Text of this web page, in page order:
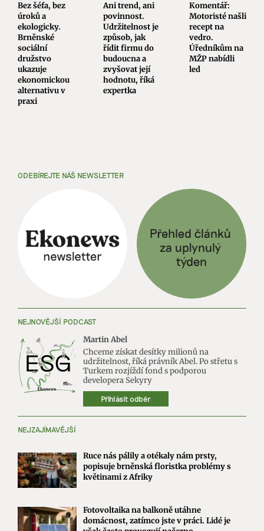
Bez šéfa, bez
úroků a
ekologicky.
Brněnské
sociální
družstvo
ukazuje
ekonomickou
alternativu v
praxi
Ani trend, ani
povinnost.
Udržitelnost je
způsob, jak
řídit firmu do
budoucna a
zvyšovat její
hodnotu, říká
expertka
Komentář:
Motoristé našli
recept na
vedro.
Úředníkům na
MŽP nabídli
led
ODEBÍREJTE NÁŠ NEWSLETTER
NEJNOVĚJŠÍ PODCAST
Martin Abel
Chceme získat desítky milionů na
udržitelnost, říká právník Abel. Po střetu s
Turkem rozjíždí fond s podporou
developera Sekyry
Přihlásit odběr
NEJZAJÍMAVĚJŠÍ
Ruce nás pálily a otékaly nám prsty,
popisuje brněnská floristka problémy s
květinami z Afriky
Fotovoltaika na balkoně utáhne
domácnost, zatímco jste v práci. Lidé je